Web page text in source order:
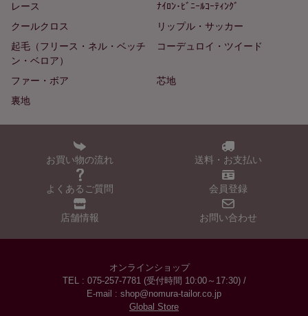
レース
ﾅｲﾛﾝ･ﾋﾞﾆｰﾙｺｰﾃｨﾝｸﾞ
クールクロス
リップル・サッカー
起毛（フリース・ネル・ベッチ
ン・ベロア）
コーデュロイ・ツイード
ファー・ボア
芯地
裏地
お買い物の流れ 送料・お支払い
よくあるご質問 会員登録
店舗情報 お問い合わせ
オンラインショップ
TEL : 075-257-7781 (受付時間 10:00～17:30) /
E-mail : shop@nomura-tailor.co.jp
Global Store